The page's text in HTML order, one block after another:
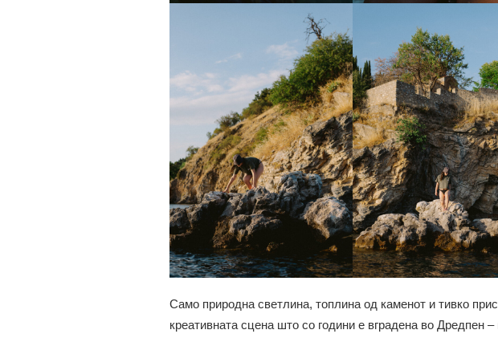
Само природна светлина, топлина од каменот и тивко
креативната сцена што со години е вградена во Дредпен